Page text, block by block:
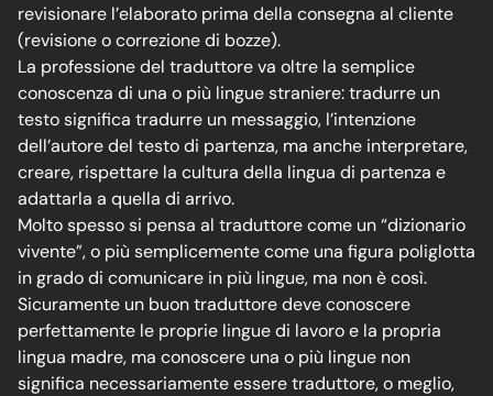
revisionare l’elaborato prima della consegna al cliente
(revisione o correzione di bozze).
La professione del traduttore va oltre la semplice
conoscenza di una o più lingue straniere: tradurre un
testo significa tradurre un messaggio, l’intenzione
dell’autore del testo di partenza, ma anche interpretare,
creare, rispettare la cultura della lingua di partenza e
adattarla a quella di arrivo.
Molto spesso si pensa al traduttore come un “dizionario
vivente”, o più semplicemente come una figura poliglotta
in grado di comunicare in più lingue, ma non è così.
Sicuramente un buon traduttore deve conoscere
perfettamente le proprie lingue di lavoro e la propria
lingua madre, ma conoscere una o più lingue non
significa necessariamente essere traduttore, o meglio,